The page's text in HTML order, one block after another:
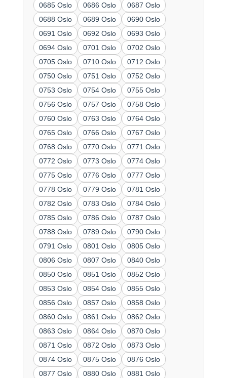
0685 Oslo
0686 Oslo
0687 Oslo
0688 Oslo
0689 Oslo
0690 Oslo
0691 Oslo
0692 Oslo
0693 Oslo
0694 Oslo
0701 Oslo
0702 Oslo
0705 Oslo
0710 Oslo
0712 Oslo
0750 Oslo
0751 Oslo
0752 Oslo
0753 Oslo
0754 Oslo
0755 Oslo
0756 Oslo
0757 Oslo
0758 Oslo
0760 Oslo
0763 Oslo
0764 Oslo
0765 Oslo
0766 Oslo
0767 Oslo
0768 Oslo
0770 Oslo
0771 Oslo
0772 Oslo
0773 Oslo
0774 Oslo
0775 Oslo
0776 Oslo
0777 Oslo
0778 Oslo
0779 Oslo
0781 Oslo
0782 Oslo
0783 Oslo
0784 Oslo
0785 Oslo
0786 Oslo
0787 Oslo
0788 Oslo
0789 Oslo
0790 Oslo
0791 Oslo
0801 Oslo
0805 Oslo
0806 Oslo
0807 Oslo
0840 Oslo
0850 Oslo
0851 Oslo
0852 Oslo
0853 Oslo
0854 Oslo
0855 Oslo
0856 Oslo
0857 Oslo
0858 Oslo
0860 Oslo
0861 Oslo
0862 Oslo
0863 Oslo
0864 Oslo
0870 Oslo
0871 Oslo
0872 Oslo
0873 Oslo
0874 Oslo
0875 Oslo
0876 Oslo
0877 Oslo
0880 Oslo
0881 Oslo